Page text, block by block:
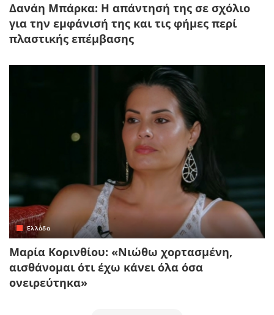
Δανάη Μπάρκα: Η απάντησή της σε σχόλιο
για την εμφάνισή της και τις φήμες περί
πλαστικής επέμβασης
Ελλάδα
Μαρία Κορινθίου: «Νιώθω χορτασμένη,
αισθάνομαι ότι έχω κάνει όλα όσα
ονειρεύτηκα»